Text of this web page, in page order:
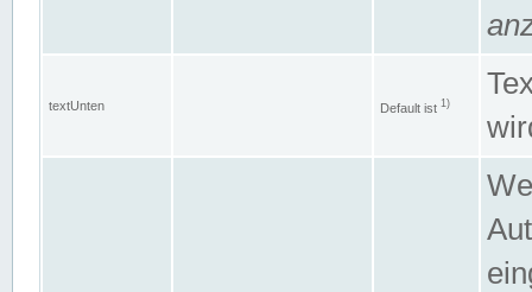
textUnten Default ist 1)